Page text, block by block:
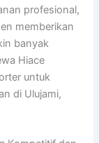
profesional,
memberikan
banyak
Hiace
untuk
di Ulujami,